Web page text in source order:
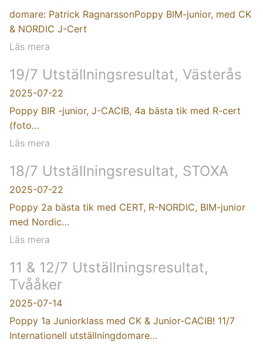
domare: Patrick RagnarssonPoppy BIM-junior, med CK
& NORDIC J-Cert
Läs mera
19/7 Utställningsresultat, Västerås
2025-07-22
Poppy BIR -junior, J-CACIB, 4a bästa tik med R-cert
(foto…
Läs mera
18/7 Utställningsresultat, STOXA
2025-07-22
Poppy 2a bästa tik med CERT, R-NORDIC, BIM-junior
med Nordic…
Läs mera
11 & 12/7 Utställningsresultat,
Tvååker
2025-07-14
Poppy 1a Juniorklass med CK & Junior-CACIB! 11/7
Internationell utställningdomare…